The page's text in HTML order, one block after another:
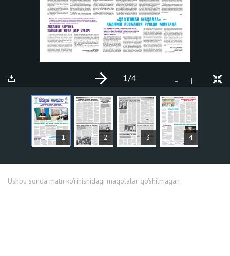
1 2 3 4
- +
1/4
MAQOLALAR
Ushbu sonda matn ko'rinishidagi maqolalar qo'shilmagan